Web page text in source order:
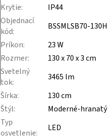
Krytie:
IP44
Objednací
kód:
BSSMLSB70-130H
Príkon:
23 W
Rozmer:
130 x 70 x 3 cm
Svetelný
tok:
3465 lm
Šírka:
130 cm
Štýl:
Moderné-hranatý
Typ
osvetlenie:
LED